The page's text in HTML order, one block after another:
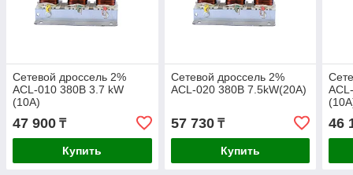
Сетевой дроссель 2%
ACL-010 380В 3.7 kW
(10А)
47 900 ₸
Купить
Сетевой дроссель 2%
ACL-020 380В 7.5kW(20А)
57 730₸
Купить
46